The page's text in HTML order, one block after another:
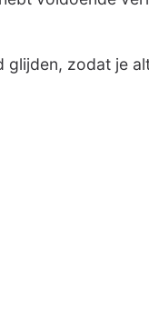
zodat je